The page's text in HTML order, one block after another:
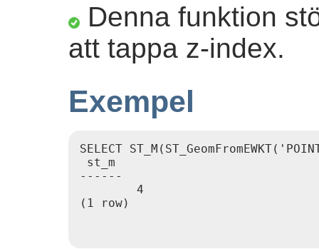
Denna funktion
att tappa z-index.
Exempel
SELECT
st_m
------
        4
(1 row)